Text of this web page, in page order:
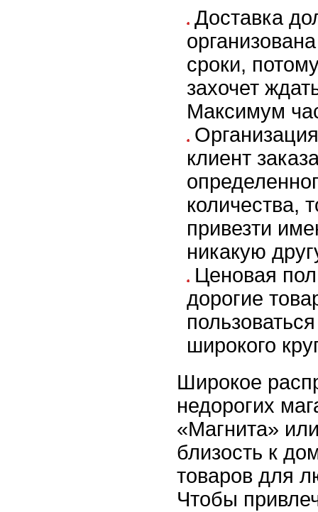
Доставка
сроки,
захочет
Максимум
клиент
количества,
привезти
никакую
Ценовая
дорогие
широкого
Широкое
недорогих
«Магнита»
близость к
товаров для
Чтобы